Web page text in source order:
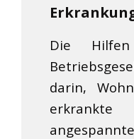
Die
darin,